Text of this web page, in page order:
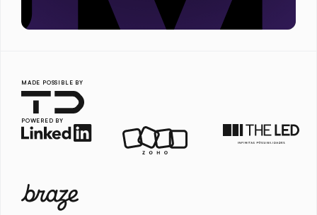
MADE POSSIBLE BY
POWERED BY